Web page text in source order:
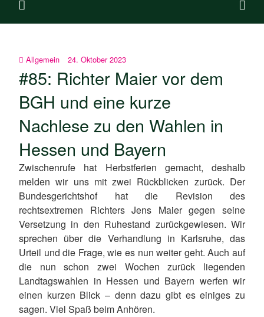
Allgemein 24. Oktober 2023
#85: Richter Maier vor dem
BGH und eine kurze
Nachlese zu den Wahlen in
Hessen und Bayern
Zwischenrufe hat Herbstferien gemacht, deshalb
melden wir uns mit zwei Rückblicken zurück. Der
Bundesgerichtshof hat die Revision des
rechtsextremen Richters Jens Maier gegen seine
Versetzung in den Ruhestand zurückgewiesen. Wir
sprechen über die Verhandlung in Karlsruhe, das
Urteil und die Frage, wie es nun weiter geht. Auch auf
die nun schon zwei Wochen zurück liegenden
Landtagswahlen in Hessen und Bayern werfen wir
einen kurzen Blick – denn dazu gibt es einiges zu
sagen. Viel Spaß beim Anhören.